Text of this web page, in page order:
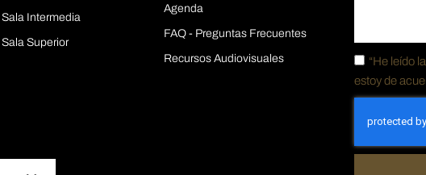
Sala Intermedia
Sala Superior
Agenda
FAQ - Preguntas Frecuentes
Recursos Audiovisuales “He leído la
estoy de